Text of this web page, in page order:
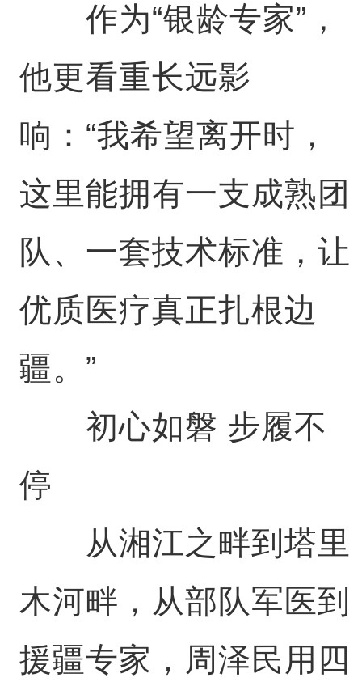
作为“银龄专家”，
他更看重长远影
响：“我希望离开时，
这里能拥有一支成熟团
队、一套技术标准，让
优质医疗真正扎根边
疆。”
初心如磐 步履不
停
从湘江之畔到塔里
木河畔，从部队军医到
援疆专家，周泽民用四